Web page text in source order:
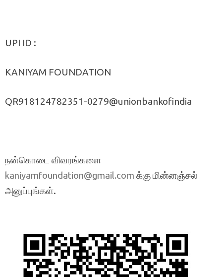
UPI ID :
KANIYAM FOUNDATION
QR918124782351-0279@unionbankofindia
நன்கொடை விவரங்களை
kaniyamfoundation@gmail.com க்கு மின்னஞ்சல்
அனுப்புங்கள்.